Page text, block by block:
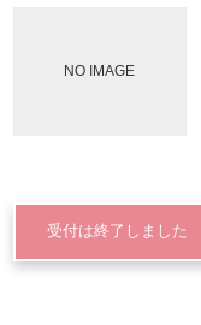
NO IMAGE
受付は終了しました